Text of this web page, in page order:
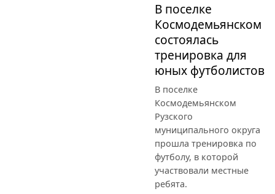
В поселке
Космодемьянском
состоялась
тренировка для
юных футболистов
В поселке
Космодемьянском
Рузского
муниципального округа
прошла тренировка по
футболу, в которой
участвовали местные
ребята.